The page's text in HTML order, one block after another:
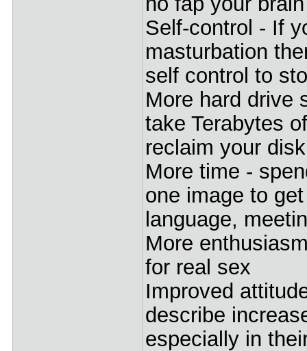
Self-control - If
masturbation
self control to
More hard drive
take Terabytes
reclaim your
More time -
one image to
language,
More
for real sex
Improved
describe
especially in